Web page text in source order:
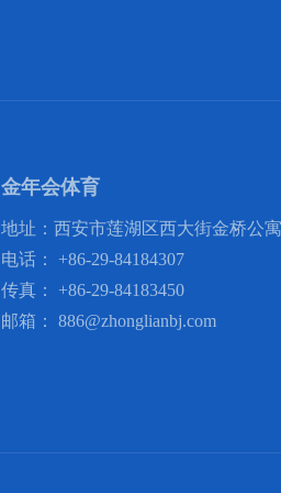
金年会体育
地址：西安市莲湖区西大街金桥公
电话： +86-29-84184307
传真： +86-29-84183450
邮箱：886@zhonglianbj.com